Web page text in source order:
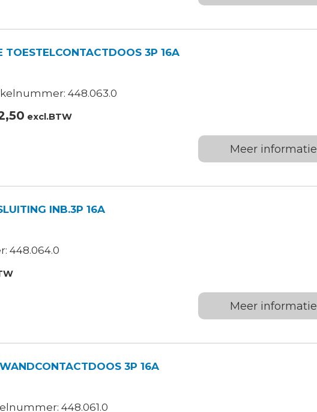
TOESTELCONTACTDOOS 3P 16A
448.063.0
excl.BTW
Meer informatie
INB.3P 16A
448.064.0
Meer informatie
3P 16A
448.061.0